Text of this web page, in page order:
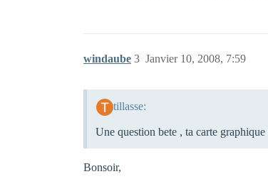
windaube Janvier 10, 2008, 7:59
3
tillasse:
Une question bete , ta carte
Bonsoir,